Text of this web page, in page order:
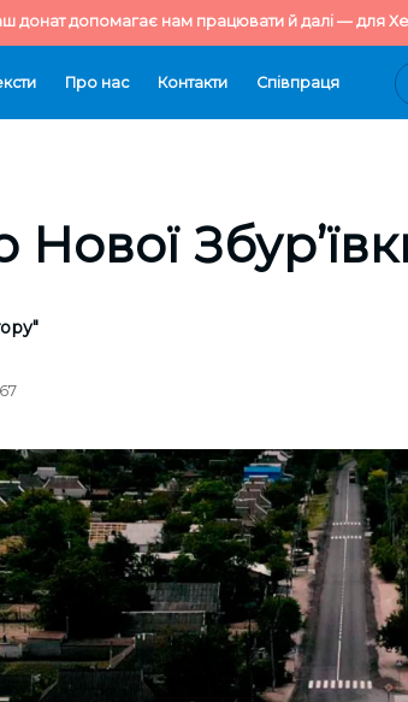
донат допомагає нам працювати й далі — для
Про нас Контакти Cпівпраця
Нової